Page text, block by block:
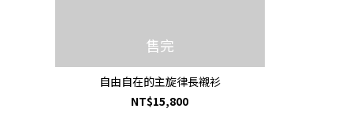
售完
自由自在的主旋律長襯衫
NT$15,800